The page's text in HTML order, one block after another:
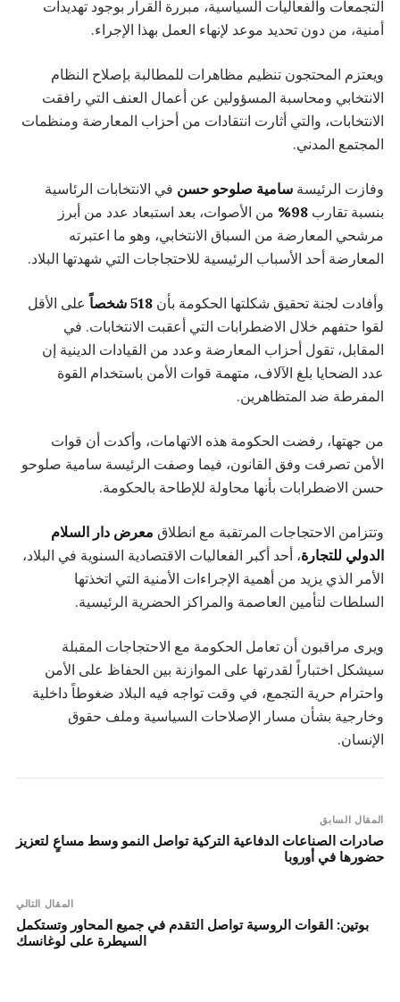
التجمعات والفعاليات السياسية، مبررة القرار بوجود تهديدات
أمنية، من دون تحديد موعد لإنهاء العمل بهذا الإجراء.
ويعتزم المحتجون تنظيم مظاهرات للمطالبة بإصلاح النظام
الانتخابي ومحاسبة المسؤولين عن أعمال العنف التي رافقت
الانتخابات، والتي أثارت انتقادات من أحزاب المعارضة ومنظمات
المجتمع المدني.
وفازت الرئيسة سامية صلوحو حسن في الانتخابات الرئاسية
بنسبة تقارب 98%
من الأصوات، بعد استبعاد عدد من أبرز
مرشحي المعارضة من السباق الانتخابي، وهو ما اعتبرته
المعارضة أحد الأسباب الرئيسية للاحتجاجات التي شهدتها البلاد.
وأفادت لجنة تحقيق شكلتها الحكومة بأن 518 شخصاً
على الأقل
لقوا حتفهم خلال الاضطرابات التي أعقبت الانتخابات. في
المقابل، تقول أحزاب المعارضة وعدد من القيادات الدينية إن
عدد الضحايا بلغ الآلاف، متهمة قوات الأمن باستخدام القوة
المفرطة ضد المتظاهرين.
من جهتها، رفضت الحكومة هذه الاتهامات، وأكدت أن قوات
الأمن تصرفت وفق القانون، فيما وصفت الرئيسة سامية صلوحو
حسن الاضطرابات بأنها محاولة للإطاحة بالحكومة.
وتتزامن الاحتجاجات المرتقبة مع انطلاق معرض دار السلام
الدولي للتجارة، أحد أكبر الفعاليات الاقتصادية السنوية في البلاد،
الأمر الذي يزيد من أهمية الإجراءات الأمنية التي اتخذتها
السلطات لتأمين العاصمة والمراكز الحضرية الرئيسية.
ويرى مراقبون أن تعامل الحكومة مع الاحتجاجات المقبلة
سيشكل اختباراً لقدرتها على الموازنة بين الحفاظ على الأمن
واحترام حرية التجمع، في وقت تواجه فيه البلاد ضغوطاً داخلية
وخارجية بشأن مسار الإصلاحات السياسية وملف حقوق
الإنسان.
المقال السابق
صادرات الصناعات الدفاعية التركية تواصل النمو وسط مساعٍ لتعزيز
حضورها في أوروبا
المقال التالي
بوتين: القوات الروسية تواصل التقدم في جميع المحاور وتستكمل
السيطرة على لوغانسك